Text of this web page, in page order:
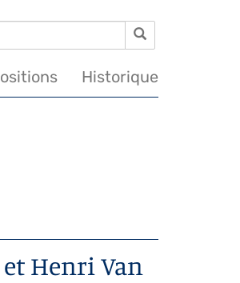
Rechercher
Historique
Henri Van